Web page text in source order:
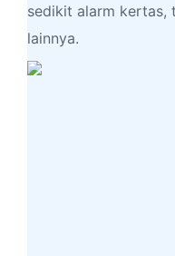
sedikit alarm kertas,
lainnya.